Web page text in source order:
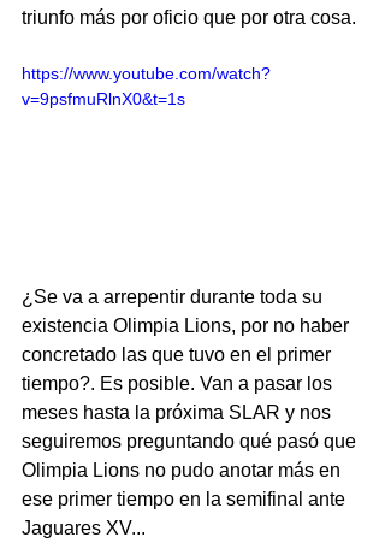
triunfo más por oficio que por otra cosa.
https://www.youtube.com/watch?
v=9psfmuRlnX0&t=1s
¿Se va a arrepentir durante toda su
existencia Olimpia Lions, por no haber
concretado las que tuvo en el primer
tiempo?. Es posible. Van a pasar los
meses hasta la próxima SLAR y nos
seguiremos preguntando qué pasó que
Olimpia Lions no pudo anotar más en
ese primer tiempo en la semifinal ante
Jaguares XV...